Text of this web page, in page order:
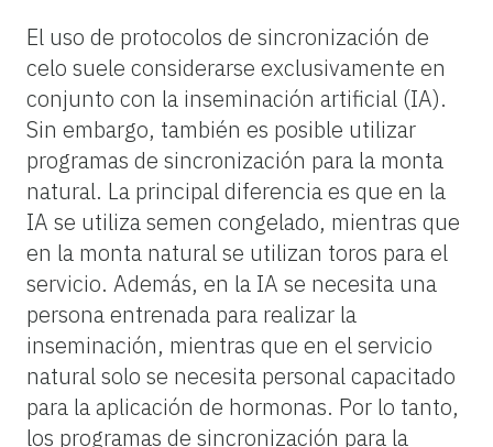
El uso de protocolos de sincronización de
celo suele considerarse exclusivamente en
conjunto con la inseminación artificial (IA).
Sin embargo, también es posible utilizar
programas de sincronización para la monta
natural. La principal diferencia es que en la
IA se utiliza semen congelado, mientras que
en la monta natural se utilizan toros para el
servicio. Además, en la IA se necesita una
persona entrenada para realizar la
inseminación, mientras que en el servicio
natural solo se necesita personal capacitado
para la aplicación de hormonas. Por lo tanto,
los programas de sincronización para la